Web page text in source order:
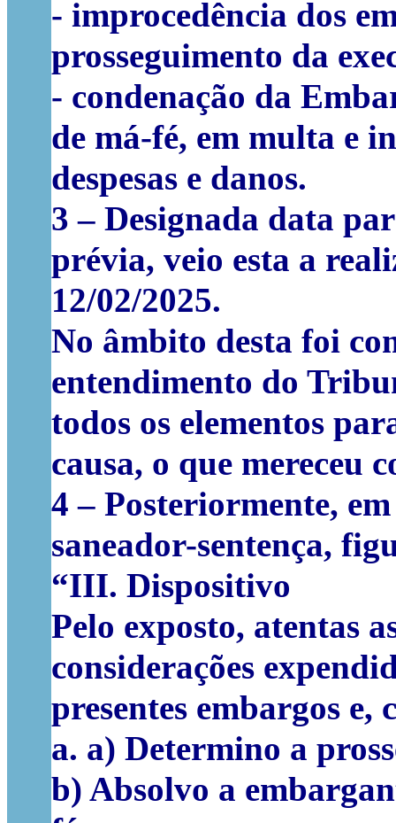
- improcedência dos
prosseguimento da
- condenação da
de má-fé, em multa e
despesas e danos.
3 – Designada data
prévia, veio esta a
12/02/2025.
No âmbito desta foi
entendimento do
todos os elementos
causa, o que mereceu
4 – Posteriormente,
saneador-sentença,
“III. Dispositivo
Pelo exposto, atentas
considerações
presentes embargos e,
a. a) Determino a
b) Absolvo a